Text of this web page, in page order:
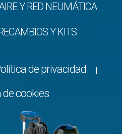
Y RED NEUMÁTICA
Y KITS
de privacidad
de cookies